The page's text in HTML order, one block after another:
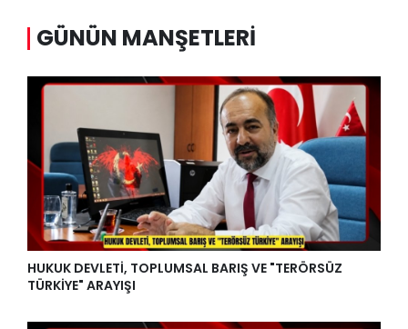
GÜNÜN MANŞETLERI
HUKUK DEVLETİ, TOPLUMSAL BARIŞ VE "TERÖRSÜZ
TÜRKİYE" ARAYIŞI